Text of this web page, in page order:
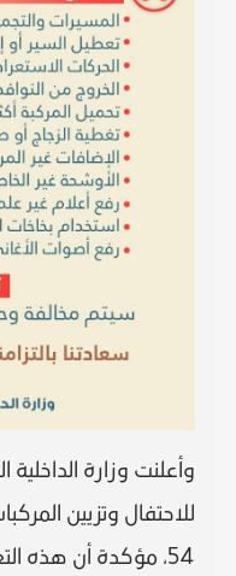
وأعلنت وزارة الداخلية
للاحتفال وتزيين
54، مؤكدة أن هذه